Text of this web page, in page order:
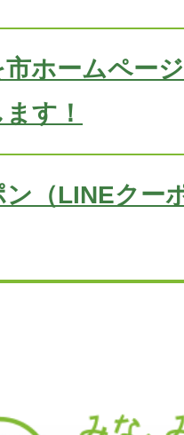
ホームペー
す！
（LINEクー